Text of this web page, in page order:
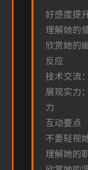
好感度提
理解她的
欣赏她的
反应
技术交流
展现实力
力
互动要点
不要轻视
理解她的